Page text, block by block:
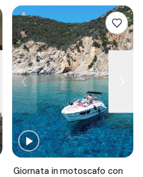
Giornata in motoscafo con